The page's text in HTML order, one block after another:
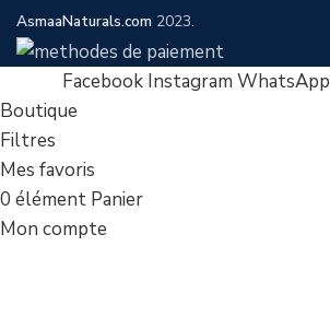
AsmaaNaturals.com 2023.
Facebook Instagram WhatsApp
Boutique
Filtres
Mes favoris
0 élément Panier
Mon compte